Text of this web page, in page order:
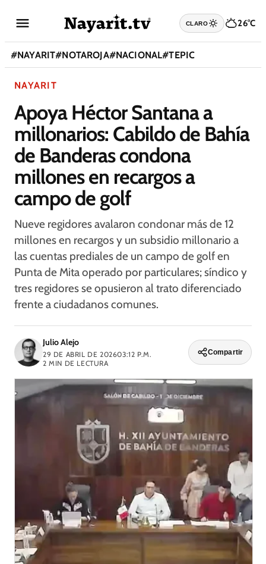
CLARO 26°C
#NAYARIT#NOTAROJA#NACIONAL#TEPIC
NAYARIT
Apoya Héctor Santana a
millonarios: Cabildo de Bahía
de Banderas condona
millones en recargos a
campo de golf
Nueve regidores avalaron condonar más de 12
millones en recargos y un subsidio millonario a
las cuentas prediales de un campo de golf en
Punta de Mita operado por particulares; síndico y
tres regidores se opusieron al trato diferenciado
frente a ciudadanos comunes.
Julio Alejo
29 DE ABRIL DE 202603:12 P.M.
2 MIN DE LECTURA
Compartir